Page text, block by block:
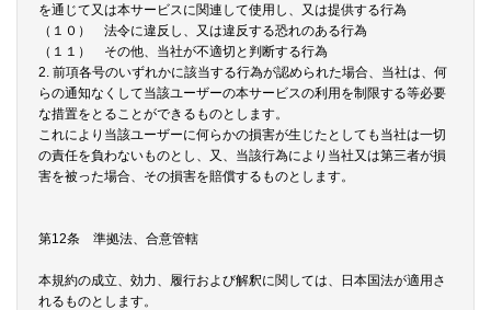
を通じて又は本サービスに関連して使用し、又は提供する行為
（１０） 法令に違反し、又は違反する恐れのある行為
（１１） その他、当社が不適切と判断する行為
2. 前項各号のいずれかに該当する行為が認められた場合、当社は、何
らの通知なくして当該ユーザーの本サービスの利用を制限する等必要
な措置をとることができるものとします。
これにより当該ユーザーに何らかの損害が生じたとしても当社は一切
の責任を負わないものとし、又、当該行為により当社又は第三者が損
害を被った場合、その損害を賠償するものとします。
第12条 準拠法、合意管轄
本規約の成立、効力、履行および解釈に関しては、日本国法が適用さ
れるものとします。